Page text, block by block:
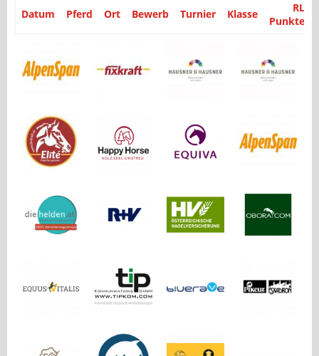
Datum Pferd Ort Bewerb Turnier Klasse
RL
Punkte